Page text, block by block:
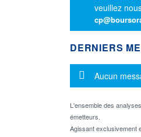
veuillez
DERNIERS
Message
Aucun
L'ensemble des
émetteurs.
Agissant exclusivement